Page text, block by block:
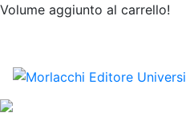
Volume aggiunto al carrello!